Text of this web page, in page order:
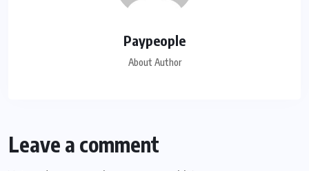
Paypeople
About Author
Leave a comment